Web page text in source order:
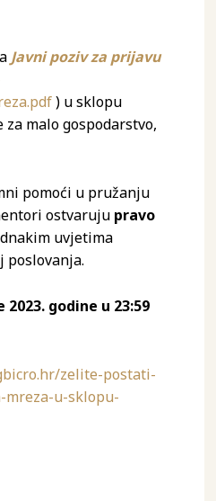
Javni poziv za prijavu
) u sklopu
malo gospodarstvo,
pomoći u pružanju
ostvaruju pravo
uvjetima
2023. godine u 23:59
zelite-postati-
u-sklopu-